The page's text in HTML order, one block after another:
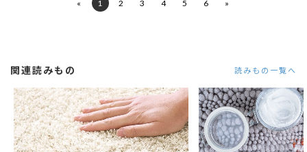
« 1 2 3 4 5 6 »
関連読みもの 読みもの一覧へ